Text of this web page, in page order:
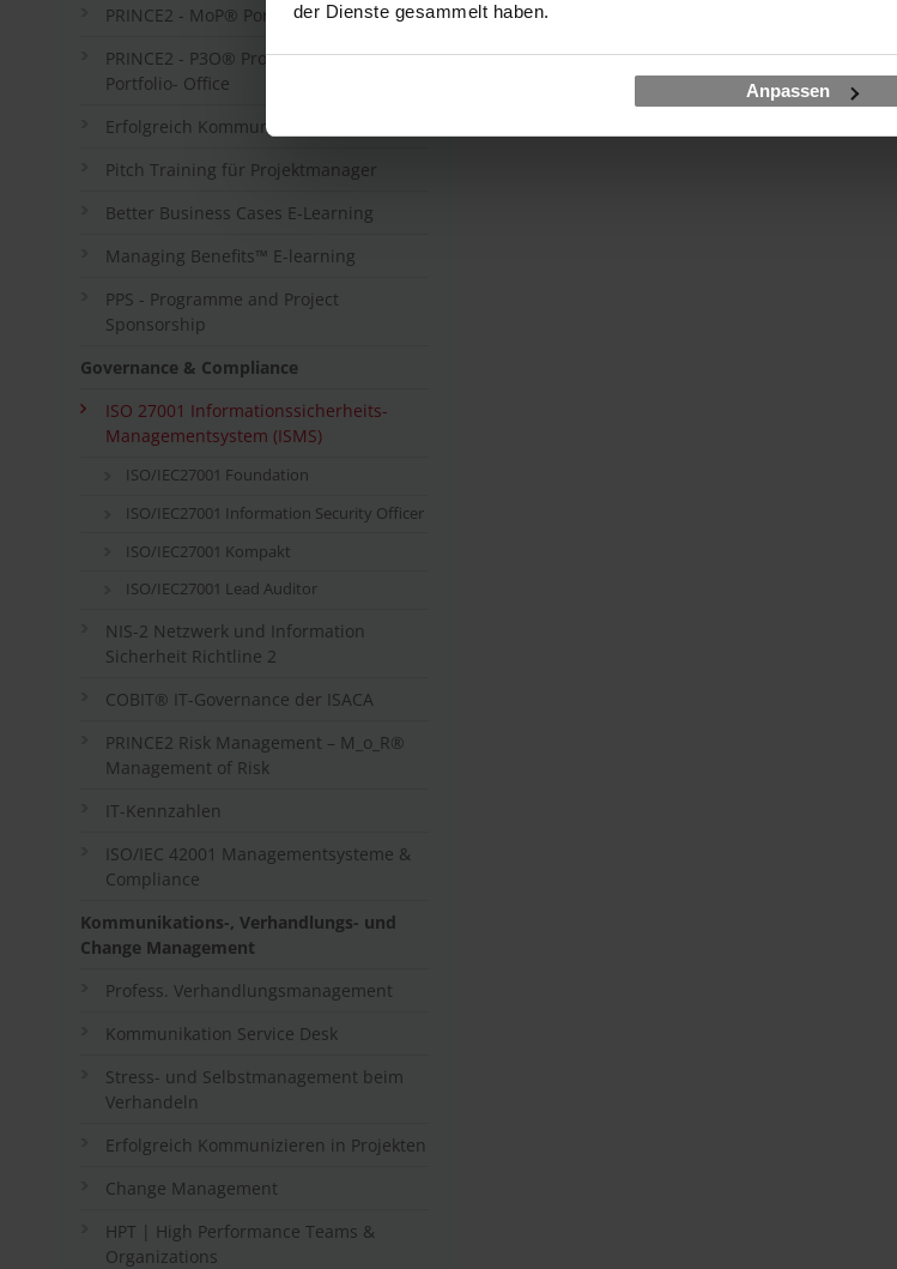
der Dienste gesammelt haben.
Anpassen
PRINCE2 - MoP® Portfoliomanagement
PRINCE2 - P3O® Projekt- Programm-
Portfolio- Office
Erfolgreich Kommunizieren in Projekten
Pitch Training für Projektmanager
Better Business Cases E-Learning
Managing Benefits™ E-learning
PPS - Programme and Project
Sponsorship
Governance & Compliance
ISO 27001 Informationssicherheits-
Managementsystem (ISMS)
ISO/IEC27001 Foundation
ISO/IEC27001 Information Security Officer
ISO/IEC27001 Kompakt
ISO/IEC27001 Lead Auditor
NIS-2 Netzwerk und Information
Sicherheit Richtline 2
COBIT® IT-Governance der ISACA
PRINCE2 Risk Management – M_o_R®
Management of Risk
IT-Kennzahlen
ISO/IEC 42001 Managementsysteme &
Compliance
Kommunikations-, Verhandlungs- und
Change Management
Profess. Verhandlungsmanagement
Kommunikation Service Desk
Stress- und Selbstmanagement beim
Verhandeln
Erfolgreich Kommunizieren in Projekten
Change Management
HPT | High Performance Teams &
Organizations